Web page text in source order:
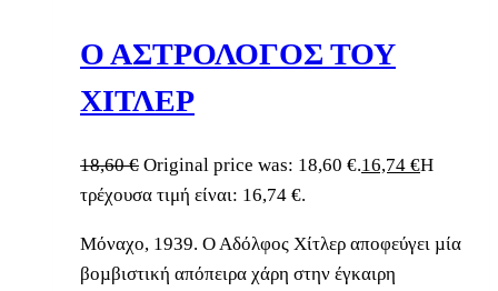
Ο ΑΣΤΡΟΛΟΓΟΣ ΤΟΥ
ΧΙΤΛΕΡ
18,60€ Original price was: 18,60 €.16,74 €Η
τρέχουσα τιμή είναι: 16,74 €.
Μόναχο, 1939. Ο Αδόλφος Χίτλερ αποφεύγει µία
βοµβιστική απόπειρα χάρη στην έγκαιρη